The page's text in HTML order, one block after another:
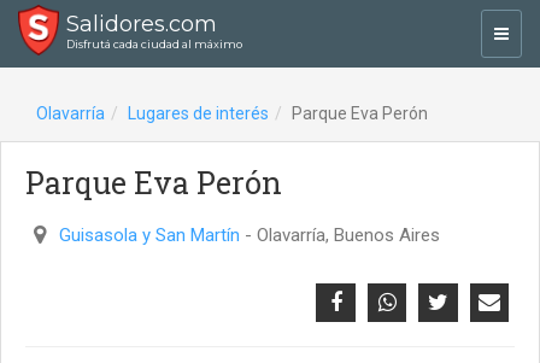
Salidores.com
Disfrutá cada ciudad al máximo
Olavarría Lugares de interés Parque Eva Perón
Parque Eva Perón
Guisasola y San Martín - Olavarría, Buenos Aires